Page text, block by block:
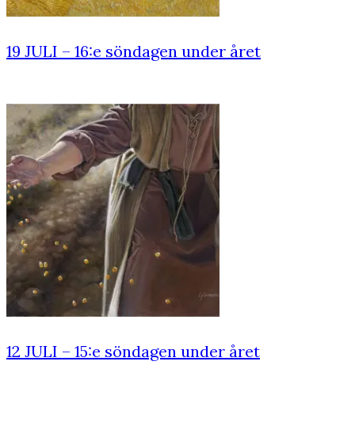
19 JULI – 16:e söndagen under året
12 JULI – 15:e söndagen under året